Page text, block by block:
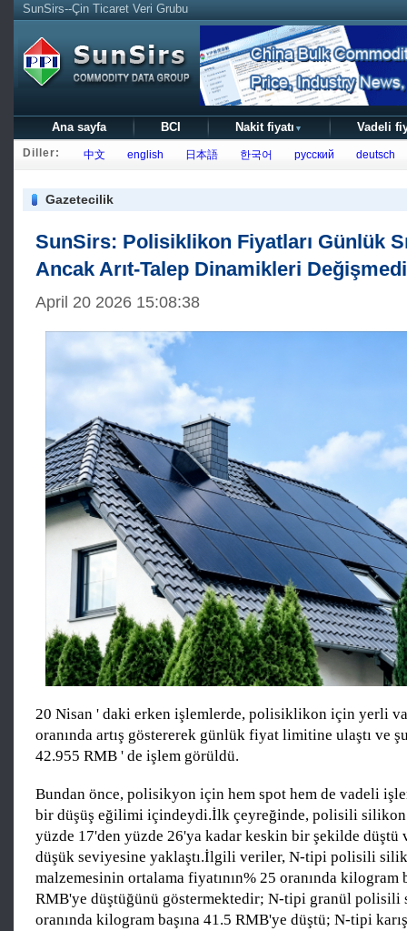
SunSirs--Çin Ticaret Veri Grubu
Ana sayfa BCI Nakit fiyatı ▼ Vadeli
Diller: 中文 english 日本語 한국어 русский deutsch
Gazetecilik
SunSirs: Polisiklikon Fiyatları Günlük
Ancak Arıt-Talep Dinamikleri Değişmedi
April 20 2026 15:08:38
20 Nisan ' daki erken işlemlerde, polisiklikon için yerli
oranında artış göstererek günlük fiyat limitine ulaştı ve
42.955 RMB ' de işlem görüldü.
Bundan önce, polisikyon için hem spot hem de vadeli
bir düşüş eğilimi içindeydi.İlk çeyreğinde, polisili silikon
yüzde 17'den yüzde 26'ya kadar keskin bir şekilde düştü
düşük seviyesine yaklaştı.İlgili veriler, N-tipi polisili
malzemesinin ortalama fiyatının% 25 oranında kilogram
RMB'ye düştüğünü göstermektedir; N-tipi granül polisili
oranında kilogram başına 41.5 RMB'ye düştü; N-tipi